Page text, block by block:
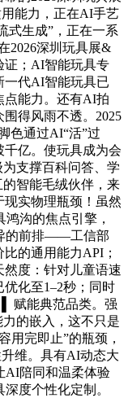
能力，正在AI手艺
式生成”，正在一系
2026深圳玩具展&
证；AI智能玩具专
一代AI智能玩具已
点能力。还有AI拍
得风雨不透。2025
色通过AI“活”过
千亿。使玩具成为会
支撑百科问答、学
智能毛绒伙伴，来
现实物理瓶颈！虽然
沟的焦点引擎，
的前排——工信部
的通用能力API；
度：针对儿童语速
化至1–2秒；同时
赋能典范品类。强
的嵌入，这不只是
用完即止”的瓶颈，
维。具有AI动态大
AI陪同和温柔体验
度个性化定制。